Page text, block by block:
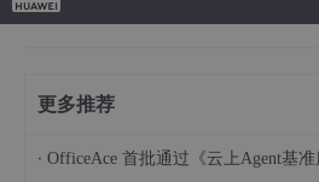
更多推荐
· OfficeAce 首批通过《云上Agent基准度量模型》重